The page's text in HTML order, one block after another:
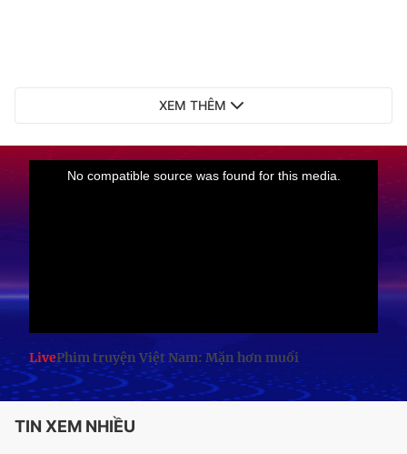
XEM THÊM
LivePhim truyện Việt Nam: Mặn hơn muối
TIN XEM NHIỀU